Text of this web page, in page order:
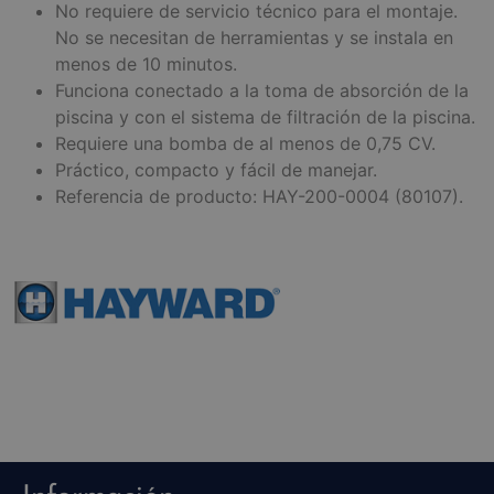
No requiere de servicio técnico para el montaje.
No se necesitan de herramientas y se instala en
menos de 10 minutos.
Funciona conectado a la toma de absorción de la
piscina y con el sistema de filtración de la piscina.
Requiere una bomba de al menos de 0,75 CV.
Práctico, compacto y fácil de manejar.
Referencia de producto: HAY-200-0004 (80107).